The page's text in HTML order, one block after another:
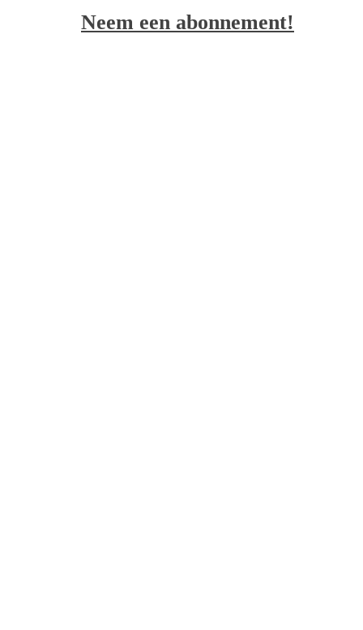
Neem een abonnement!